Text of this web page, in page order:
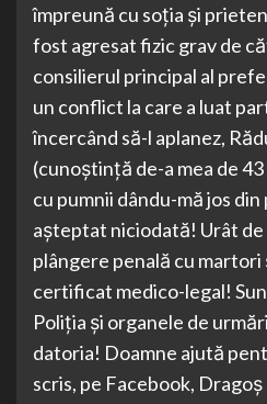
împreună cu soţia şi
fost agresat fizic grav de
consilierul principal al
un conflict la care a luat
încercând să-l aplanez,
(cunoştinţă de-a mea de
cu pumnii dându-mă jos
aşteptat niciodată! Urât
plângere penală cu martori
certificat medico-legal!
Poliţia şi organele de
datoria! Doamne ajută
scris, pe Facebook,